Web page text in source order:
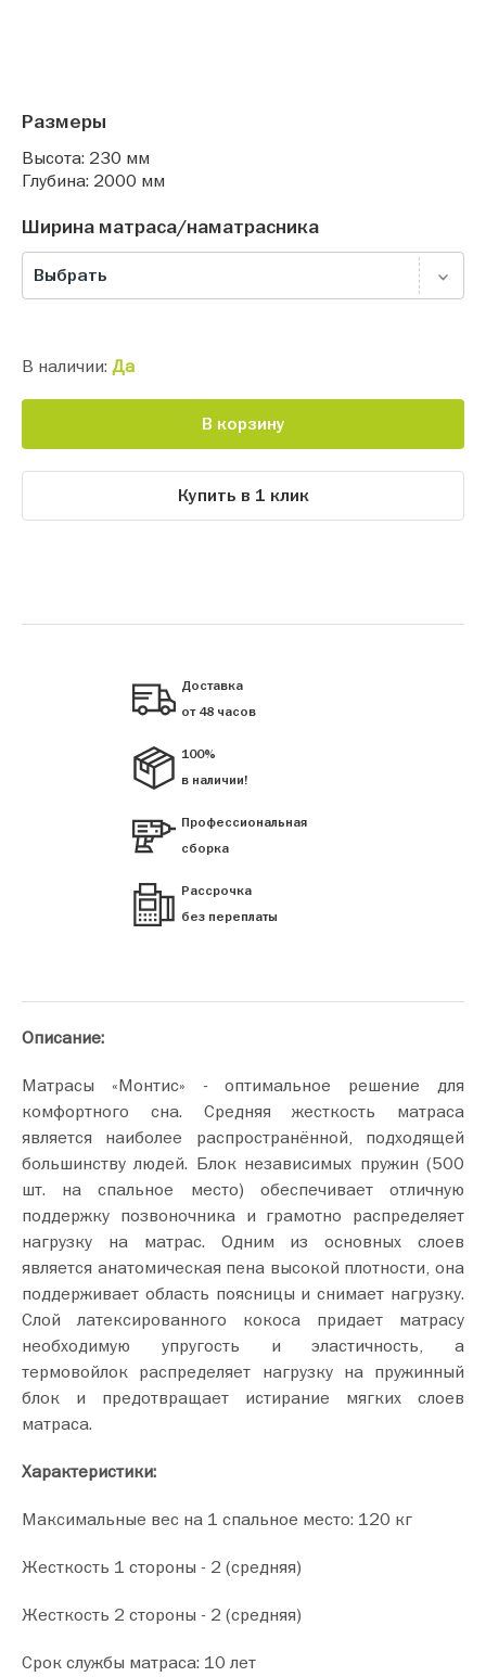
Размеры
Высота: 230 мм
Глубина: 2000 мм
Ширина матраса/наматрасника
Выбрать
В наличии: Да
В корзину
Купить в 1 клик
Доставка
от 48 часов
100%
в наличии!
Профессиональная
сборка
Рассрочка
без переплаты
Описание:
Матрасы «Монтис» - оптимальное решение для
комфортного сна. Средняя жесткость матраса
является наиболее распространённой, подходящей
большинству людей. Блок независимых пружин (500
шт. на спальное место) обеспечивает отличную
поддержку позвоночника и грамотно распределяет
нагрузку на матрас. Одним из основных слоев
является анатомическая пена высокой плотности, она
поддерживает область поясницы и снимает нагрузку.
Слой латексированного кокоса придает матрасу
необходимую упругость и эластичность, а
термовойлок распределяет нагрузку на пружинный
блок и предотвращает истирание мягких слоев
матраса.
Характеристики:
Максимальные вес на 1 спальное место: 120 кг
Жесткость 1 стороны - 2 (средняя)
Жесткость 2 стороны - 2 (средняя)
Срок службы матраса: 10 лет